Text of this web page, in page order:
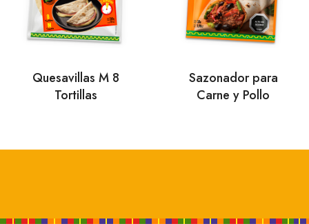
Quesavillas M 8
Tortillas
Sazonador para
Carne y Pollo